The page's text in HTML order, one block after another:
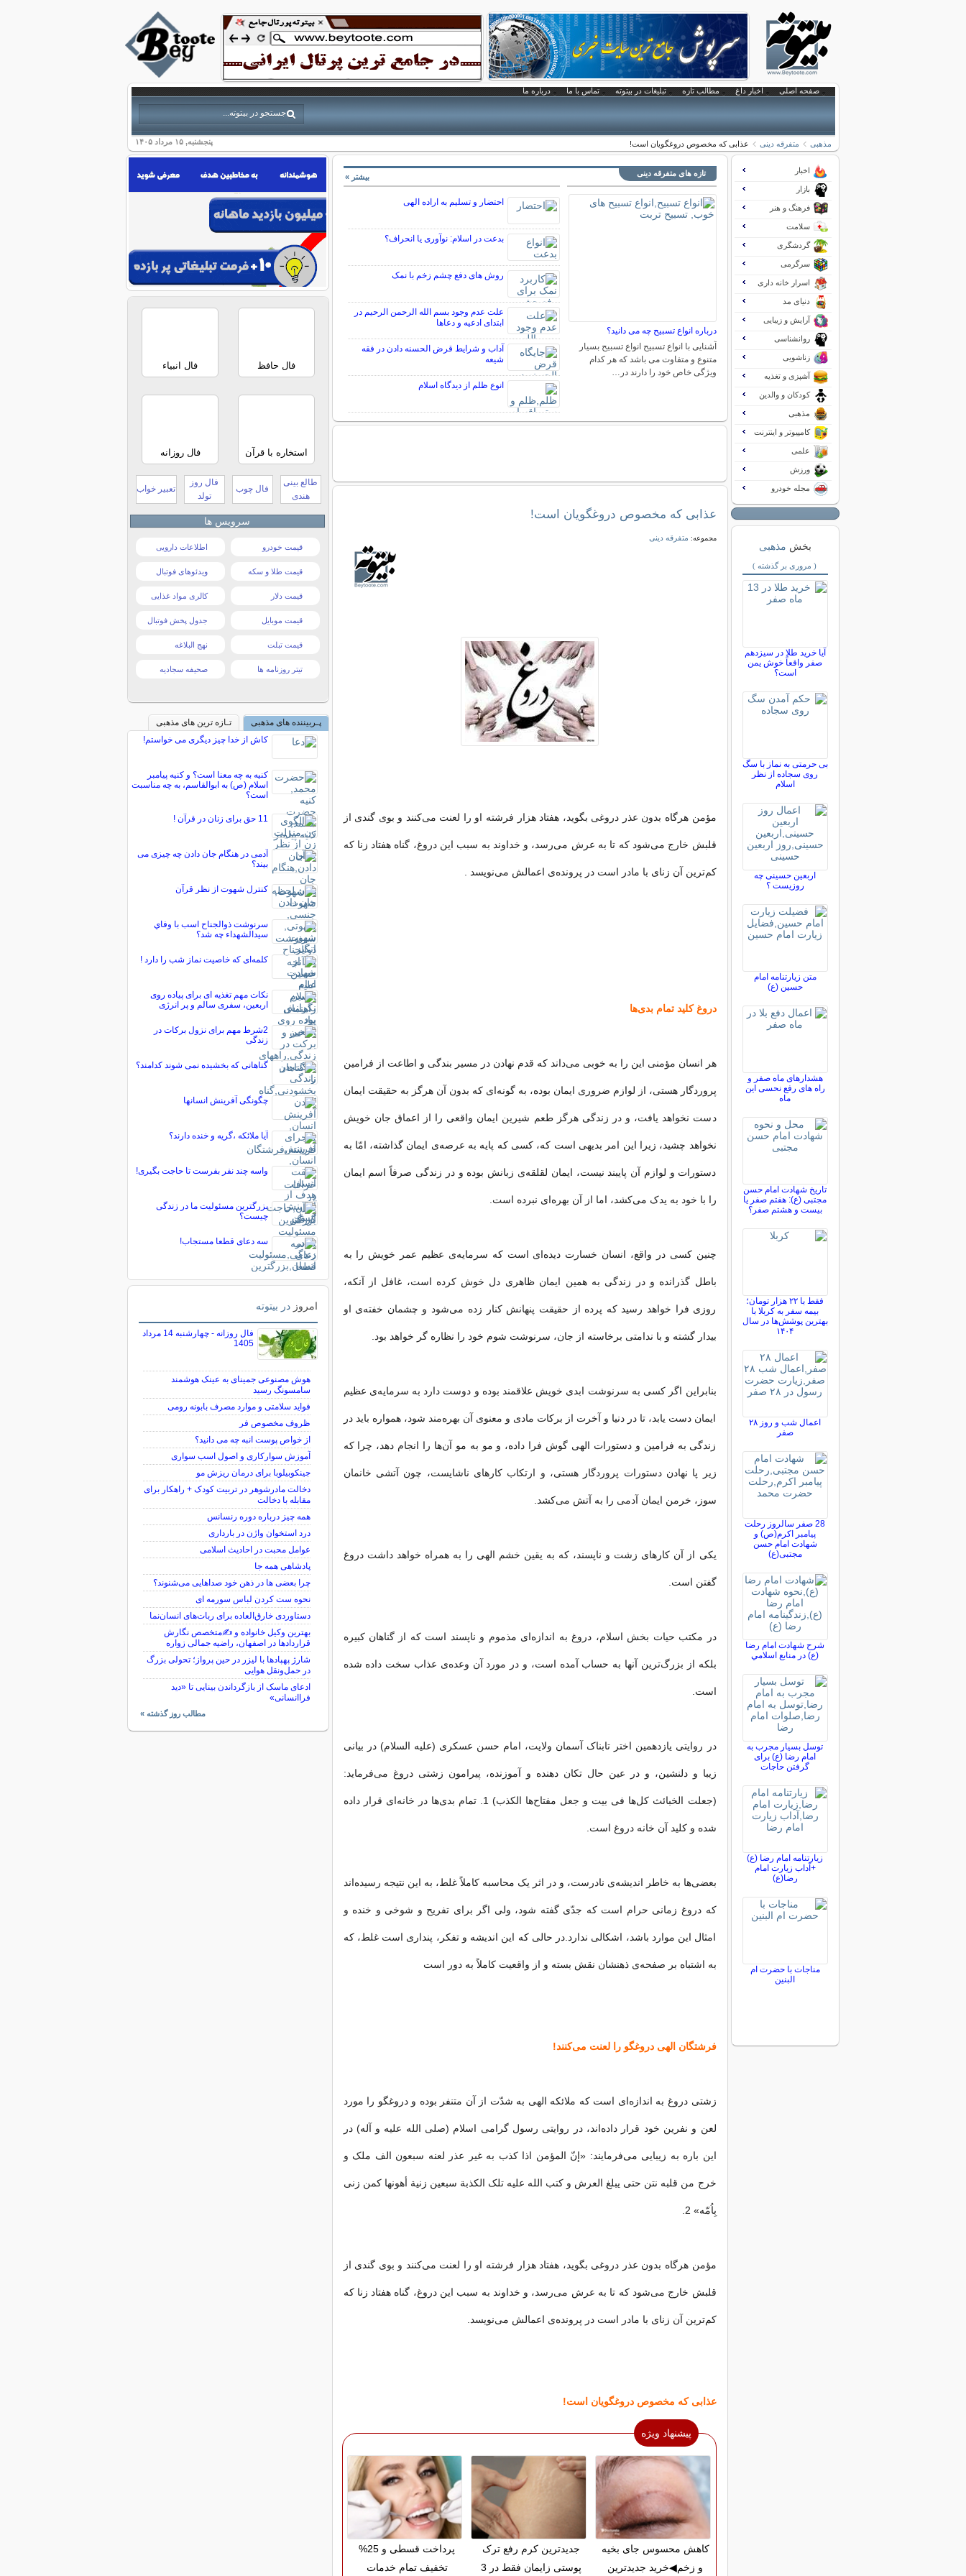
صفحه اصلی اخبار داغ مطالب تازه تبلیغات در بیتوته تماس با ما درباره ما
پنجشنبه, ۱۵ مرداد ۱۴۰۵ مذهبی متفرقه دینی عذابی که مخصوص دروغگویان است!
تازه های متفرقه دینی
درباره انواع تسبیح چه می دانید؟
آشنایی با انواع تسبیح انواع تسبیح بسیار
متنوع و متفاوت می باشد که هر کدام
ویژگی خاص خود را دارند در…
احتضار و تسلیم به اراده الهی
بدعت در اسلام: نوآوری یا انحراف؟
روش های دفع چشم زخم با نمک
علت عدم وجود بسم الله الرحمن الرحیم در
ابتدای ادعیه و دعاها
آداب و شرایط قرض الحسنه دادن در فقه
شیعه
انوع ظلم از دیدگاه اسلام
بیشتر »
عذابی که مخصوص دروغگویان است!
مجموعه: متفرقه دینی
مؤمن هرگاه بدون عذر دروغی بگوید، هفتاد هزار فرشته او را لعنت می‌کنند و بوی گندی از
قلبش خارج می‌شود که تا به عرش می‌رسد، و خداوند به سبب این دروغ، گناه هفتاد زنا که
کم‌ترین آن زنای با مادر است در پرونده‌ی اعمالش می‌نویسد .
دروغ کلید تمام بدی‌ها
هر انسان مؤمنی این را به خوبی می‌داند که قدم نهادن در مسیر بندگی و اطاعت از فرامین
پروردگار هستی، از لوازم ضروری ایمان بوده، به گونه‌ای که بدون آن هرگز به حقیقت ایمان
دست نخواهد یافت، و در زندگی هرگز طعم شیرین ایمان واقعی را از اعماق جان خویش
نخواهد چشید، زیرا این امر بدیهی است که، کسی که پایه به عرصه‌ی ایمان گذاشته، امّا به
دستورات و لوازم آن پایبند نیست، ایمان لقلقه‌ی زبانش بوده و در زندگی صرفاً اسم ایمان
را با خود به یدک می‌کشد، اما از آن بهره‌ای نبرده است.
چنین کسی در واقع، انسان خسارت دیده‌ای است که سرمایه‌ی عظیم عمر خویش را به
باطل گذرانده و در زندگی به همین ایمان ظاهری دل خوش کرده است، غافل از آنکه،
روزی فرا خواهد رسید که پرده از حقیقت پنهانش کنار زده می‌شود و چشمان خفته‌ی او
بیدار گشته و با ندامتی برخاسته از جان، سرنوشت شوم خود را نظاره گر خواهد بود.
بنابراین اگر کسی به سرنوشت ابدی خویش علاقمند بوده و دوست دارد به سرمایه‌ی عظیم
ایمان دست یابد، تا در دنیا و آخرت از برکات مادی و معنوی آن بهره‌مند شود، همواره باید در
زندگی به فرامین و دستورات الهی گوش فرا داده، و مو به مو آن‌ها را انجام دهد، چرا که
زیر پا نهادن دستورات پروردگار هستی، و ارتکاب کارهای ناشایست، چون آتشی خانمان
سوز، خرمن ایمان آدمی را به آتش می‌کشد.
یکی از آن کارهای زشت و ناپسند، که به یقین خشم الهی را به همراه خواهد داشت دروغ
گفتن است.
در مکتب حیات بخش اسلام، دروغ به اندازه‌ای مذموم و ناپسند است که از گناهان کبیره
بلکه از بزرگ‌ترین آنها به حساب آمده است، و در مورد آن وعده‌ی عذاب سخت داده شده
است.
در روایتی یازدهمین اختر تابناک آسمان ولایت، امام حسن عسکری (علیه السلام) در بیانی
زیبا و دلنشین، و در عین حال تکان دهنده و آموزنده، پیرامون زشتی دروغ می‌فرماید:
(جعلت الخبائث کل‌ها فی بیت و جعل مفتاح‌ها الکذب) 1. تمام بدی‌ها در خانه‌ای قرار داده
شده و کلید آن خانه دروغ است.
بعضی‌ها به خاطر اندیشه‌ی نادرست، و در اثر یک محاسبه کاملاً غلط، به این نتیجه رسیده‌اند
که دروغ زمانی حرام است که جدّی گفته شود، ولی اگر برای تفریح و شوخی و خنده و
امثال این موارد باشد، اشکالی ندارد.در حالی که این اندیشه و تفکر، پنداری است غلط، که
به اشتباه بر صفحه‌ی ذهنشان نقش بسته و از واقعیت کاملاً به دور است
فرشتگان الهی دروغگو را لعنت می‌کنند!
زشتی دروغ به اندازه‌ای است که ملائکه الهی به شدّت از آن متنفر بوده و دروغگو را مورد
لعن و نفرین خود قرار داده‌اند، در روایتی رسول گرامی اسلام (صلی الله علیه و آله) در
این باره به زیبایی می‌فرمایند: «إنّ المؤمن اذا کذب به غیر عذر لعنه سبعون الف ملک و
خرج من قلبه نتن حتی یبلغ العرش و کتب الله علیه تلک الکذبة سبعین زنیة أهونها کمن زنی
بِاُمّه» 2.
مؤمن هرگاه بدون عذر دروغی بگوید، هفتاد هزار فرشته او را لعنت می‌کنند و بوی گندی از
قلبش خارج می‌شود که تا به عرش می‌رسد، و خداوند به سبب این دروغ، گناه هفتاد زنا که
کم‌ترین آن زنای با مادر است در پرونده‌ی اعمالش می‌نویسد.
عذابی که مخصوص دروغگویان است!
پیشنهاد ویژه
کاهش محسوس جای بخیه
و زخم◀خرید جدیدترین
جدیدترین کرم رفع ترک
پوستی زایمان فقط در 3
پرداخت قسطی و 25%
تخفیف تمام خدمات
اخبار
بازار
فرهنگ و هنر
سلامت
گردشگری
سرگرمی
اسرار خانه داری
دنیای مد
آرایش و زیبایی
روانشناسی
زناشویی
آشپزی و تغذیه
کودکان و والدین
مذهبی
کامپیوتر و اینترنت
علمی
ورزش
مجله خودرو
بخش مذهبی
( مروری بر گذشته )
آیا خرید طلا در سیزدهم
صفر واقعاً خوش یمن
است؟
بی حرمتی به نماز با سگ
روی سجاده از نظر
اسلام
اربعین حسینی چه
روزیست ؟
متن زیارتنامه امام
حسین (ع)
هشدارهای ماه صفر و
راه های رفع نحسی این
ماه
تاریخ شهادت امام حسن
مجتبی (ع): هفتم صفر یا
بیست و هشتم صفر؟
فقط با ۲۲ هزار تومان؛
بیمه سفر به کربلا با
بهترین پوشش‌ها در سال
۱۴۰۴
اعمال شب و روز ۲۸
صفر
28 صفر سالروز رحلت
پیامبر اکرم(ص) و
شهادت امام حسن
مجتبی(ع)
شرح شهادت امام رضا
(ع) در منابع اسلامي
توسل بسیار مجرب به
امام رضا (ع) برای
گرفتن حاجات
زیارتنامه امام رضا (ع)
+آداب زیارت امام
رضا(ع)
مناجات با حضرت ام
البنین
فال حافظ فال انبیاء
استخاره با قرآن فال روزانه
طالع بینی
هندی
فال چوب
فال روز
تولد
تعبیر خواب
سرویس ها
قیمت خودرو اطلاعات دارویی
قیمت طلا و سکه ویدئوهای فوتبال
قیمت دلار کالری مواد غذایی
قیمت موبایل جدول پخش فوتبال
قیمت تبلت نهج البلاغه
تیتر روزنامه ها صحیفه سجادیه
پـربیننده های مذهبی
تـازه ترین های مذهبی
کاش از خدا چیز دیگری می خواستم!
کنیه به چه معنا است؟ و کنیه پیامبر
اسلام (ص) به ابوالقاسم، به چه مناسبت
است؟
11 حق برای زنان در قرآن !
آدمی در هنگام جان دادن چه چیزی می
بیند؟
کنترل شهوت از نظر قرآن
سرنوشت ذوالجناح اسب با وفاي
سيدالشهداء چه شد؟
کلمه‌ای که خاصیت نماز شب را دارد !
نکات مهم تغذیه ای برای پیاده روی
اربعین، سفری سالم و پر انرژی
2شرط مهم برای نزول برکات در
زندگی
گناهانی که بخشیده نمی شوند کدامند؟
چگونگی آفرینش انسانها
آیا ملائکه ،گریه و خنده دارند؟
واسه چند نفر بفرست تا حاجت بگیری!
بزرگترین مسئولیت ما در زندگی
چیست؟
سه دعای قطعا مستجاب!
امروز در بیتوته
فال روزانه - چهارشنبه 14 مرداد
1405
هوش مصنوعی جمینای به عینک هوشمند
سامسونگ رسید
فواید سلامتی و موارد مصرف بابونه رومی
ظروف مخصوص فر
از خواص پوست انبه چه می دانید؟
آموزش سوارکاری و اصول اسب سواری
جینکوبیلوبا برای درمان ریزش مو
دخالت مادرشوهر در تربیت کودک + راهکار برای
مقابله با دخالت
همه چیز درباره دوره رنسانس
درد استخوان واژن در بارداری
عوامل محبت در احادیث اسلامى
پادشاهی همه جا
چرا بعضی ها در ذهن خود صداهایی می‌شنوند؟
نحوه ست کردن لباس سورمه ای
دستاوردی خارق‌العاده برای ربات‌های انسان‌نما
بهترین وکیل خانواده و ✍️متخصص نگارش
قراردادها در اصفهان، راضیه جمالی زواره
شارژ پهپادها با لیزر در حین پرواز؛ تحولی بزرگ
در حمل‌ونقل هوایی
ادعای ماسک از بازگرداندن بینایی تا «دید
فراانسانی»
مطالب روز گذشته »